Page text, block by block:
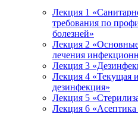
Лекция 1
требования по
болезней»
Лекция 2
лечения
Лекция 3
Лекция 4 «Текущая
дезинфекция»
Лекция 5
Лекция 6 «Асептика